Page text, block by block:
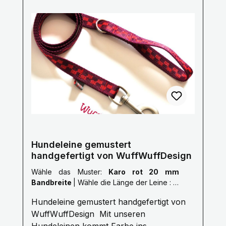
haben alle eine Breite von 25mm nur das
Karo rot ist 20mm breit. Pflegehinweise:
Handwäsche mit einem milden
Waschmittel, bitte Luft trocknen. Größe
Länge S 1,0 Meter M 1,5 Meter L 2,0
Meter XL 2,5 Meter XXL 3,0 Meter Gerne
fertigen wir auch nach deinen Wünschen
auf Anfrage.Kontaktiere uns Hier! Mail:
info@wuffwuffdesign.de Phone: 0711-
Hundeleine gemustert
handgefertigt von WuffWuffDesign
Wähle das Muster: Karo rot 20 mm
Bandbreite
Wähle die Länge der Leine : L:
Hundeleine gemustert handgefertigt von
WuffWuffDesign Mit unseren